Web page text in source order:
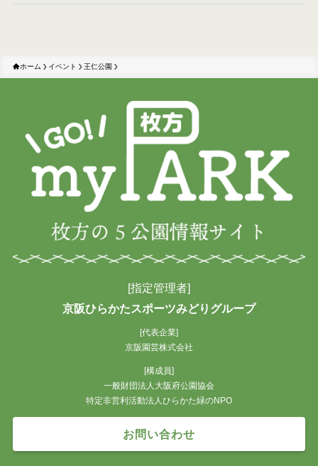
ホーム イベント 王仁公園
[指定管理者]
京阪ひらかたスポーツみどりグループ
[代表企業]
京阪園芸株式会社
[構成員]
一般財団法人大阪府公園協会
特定非営利活動法人ひらかた緑のNPO
お問い合わせ